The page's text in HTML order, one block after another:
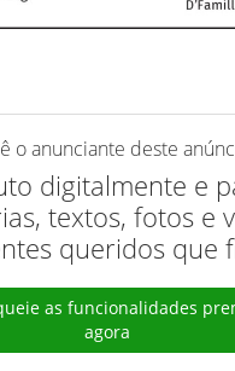
o anunciante deste
digitalmente e
textos, fotos e
queridos que
as funcionalidades
agora